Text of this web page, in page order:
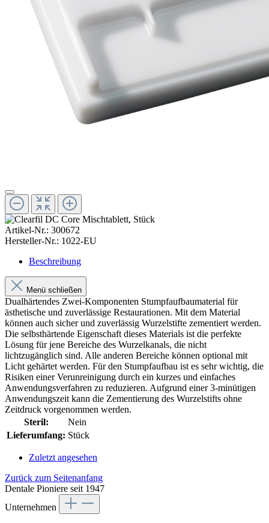
Artikel-Nr.: 300672
Hersteller-Nr.: 1022-EU
Beschreibung
Menü schließen
Dualhärtendes Zwei-Komponenten Stumpfaufbaumaterial für
ästhetische und zuverlässige Restaurationen. Mit dem Material
können auch sicher und zuverlässig Wurzelstifte zementiert werden.
Die selbsthärtende Eigenschaft dieses Materials ist die perfekte
Lösung für jene Bereiche des Wurzelkanals, die nicht
lichtzugänglich sind. Alle anderen Bereiche können optional mit
Licht gehärtet werden. Für den Stumpfaufbau ist es sehr wichtig, die
Risiken einer Verunreinigung durch ein kurzes und einfaches
Anwendungsverfahren zu reduzieren. Aufgrund einer 3-minütigen
Anwendungszeit kann die Zementierung des Wurzelstifts ohne
Zeitdruck vorgenommen werden.
Steril:
Nein
Lieferumfang: Stück
Zuletzt angesehen
Zurück zum Seitenanfang
Dentale Pioniere seit 1947
Unternehmen